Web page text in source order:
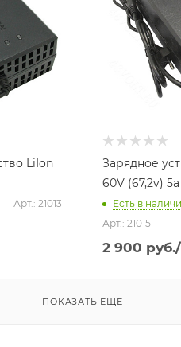
LiIon
Арт.: 21013
Зарядное
60V (67,2v) 5a
Есть в
Арт.: 21015
2 900 руб.
ПОКАЗАТЬ ЕЩЕ